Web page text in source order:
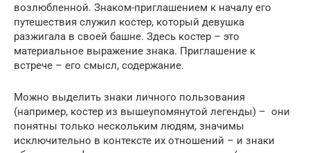
возлюбленной. Знаком-приглашением к началу его
путешествия служил костер, который девушка
разжигала в своей башне. Здесь костер – это
материальное выражение знака. Приглашение к
встрече – его смысл, содержание.
Можно выделить знаки личного пользования
(например, костер из вышеупомянутой легенды) – они
понятны только нескольким людям, значимы
исключительно в контексте их отношений – и знаки